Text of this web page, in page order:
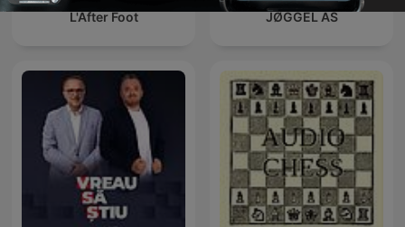
L'After Foot JØGGEL AS